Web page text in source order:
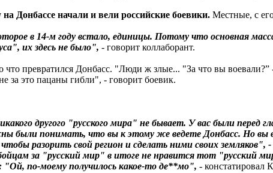
Донбассе начали и вели российские боевики. Местные, с
в 14-м году встало, единицы. Потому что основная
их здесь не было", - говорит коллаборант.
превратился Донбасс. "Люди ж злые... "За что вы
за это пацаны гибли", - говорит боевик.
другого "русского мира" не бывает. У вас были
понимать, что вы к этому же ведете Донбасс. Но вы
разорить свой регион и сделать ними своих
за "русский мир" в итоге не нравится тот "русский
"Ой, по-моему получилось какое-то де**мо", - констатировал